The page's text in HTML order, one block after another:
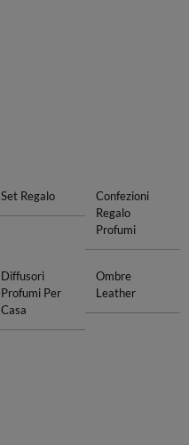
Set Regalo
Confezioni
Regalo
Profumi
Diffusori
Profumi Per
Casa
Ombre
Leather